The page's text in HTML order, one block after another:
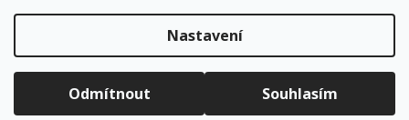
Nastavení
Odmítnout Souhlasím
Vytvořil Shoptet
Copyright 2026LUMATEC.store. Všechna práva vyhrazena.
Upravit nastavení cookies